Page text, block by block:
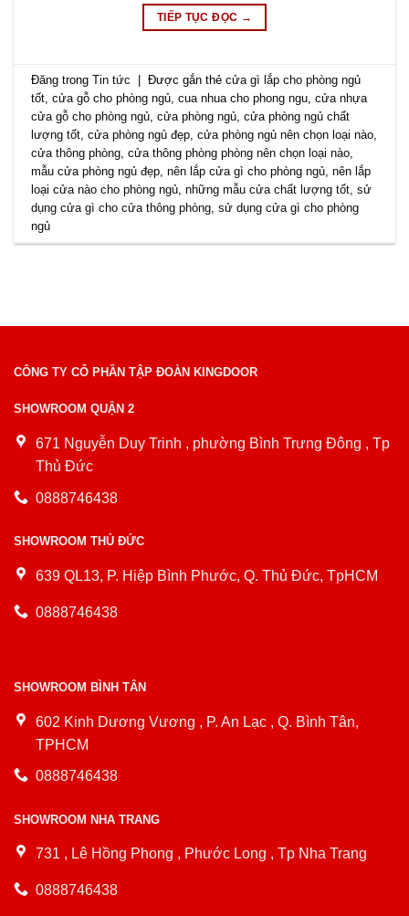
TIẾP TỤC ĐỌC →
Đăng trongTin tức | Được gắn thẻcửa gì lắp cho phòng ngủ
tốt ,cửa gỗ cho phòng ngủ ,cua nhua cho phong ngu ,cửa nhựa
cửa gỗ cho phòng ngủ ,cửa phòng ngủ ,cửa phòng ngủ chất
lượng tốt ,cửa phòng ngủ đẹp ,cửa phòng ngủ nên chọn loại nào
cửa thông phòng ,cửa thông phòng phòng nên chọn loại nào
mẫu cửa phòng ngủ đẹp ,nên lắp cửa gì cho phòng ngủ ,nên lắp
loại cửa nào cho phòng ngủ ,những mẫu cửa chất lượng tốt ,sử
dụng cửa gì cho cửa thông phòng ,sử dụng cửa gì cho phòng
ngủ
CÔNG TY CỔ PHẦN TẬP ĐOÀN KINGDOOR
SHOWROOM QUẬN 2
671 Nguyễn Duy Trinh , phường Bình Trưng Đông , Tp
Thủ Đức
0888746438
SHOWROOM THỦ ĐỨC
639 QL13, P. Hiệp Bình Phước, Q. Thủ Đức, TpHCM
0888746438
SHOWROOM BÌNH TÂN
602 Kinh Dương Vương , P. An Lạc , Q. Bình Tân,
TPHCM
0888746438
SHOWROOM NHA TRANG
731 , Lê Hồng Phong , Phước Long , Tp Nha Trang
0888746438